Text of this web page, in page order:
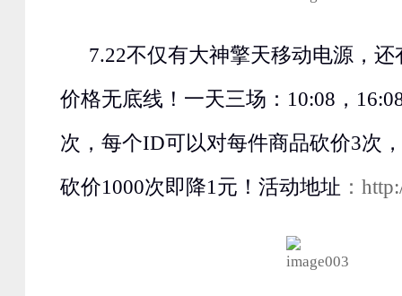
7.22不仅有大神擎天移动电源，还
价格无底线！一天三场：10:08，
次，每个ID可以对每件商品砍价3次
砍价1000次即降1元！活动地址 ：